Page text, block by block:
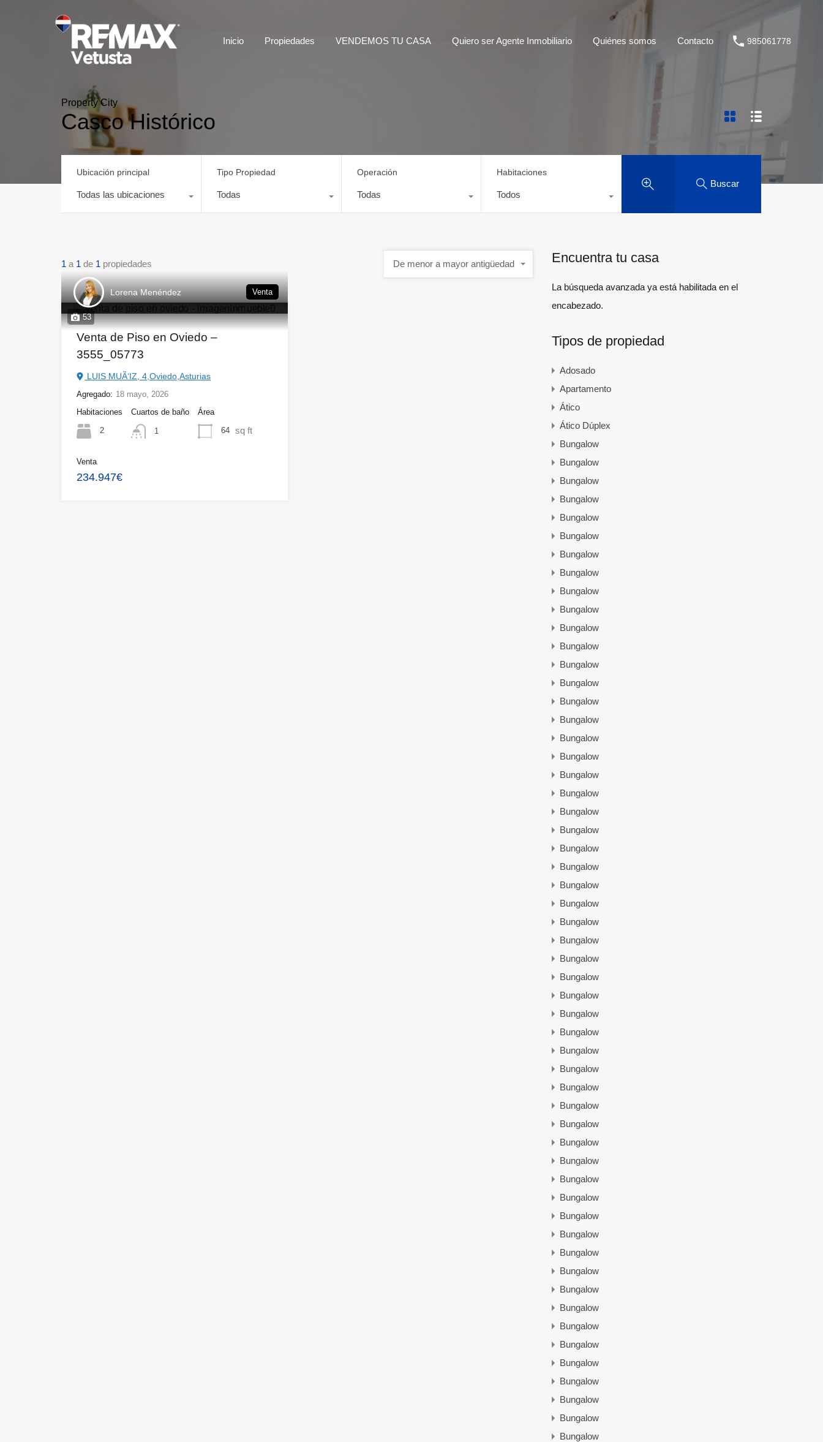
Inicio Propiedades VENDEMOS TU CASA Quiero ser Agente Inmobiliario Quiénes somos Contacto 985061778
Property City
Casco Histórico
Ubicación principal
Todas las ubicaciones
Tipo Propiedad
Todas
Operación
Todas
Habitaciones
Todos
Buscar
1 a 1 de 1 propiedades De menor a mayor antigüedad
53
Lorena Menéndez Venta
Venta de Piso en Oviedo –
3555_05773
LUIS MUÃ‘IZ, 4,Oviedo,Asturias
Agregado: 18 mayo, 2026
Habitaciones
2
Cuartos de baño
1
Área
64 sq ft
Venta
234.947€
Encuentra tu casa
La búsqueda avanzada ya está habilitada en el
encabezado.
Tipos de propiedad
Adosado
Apartamento
Ático
Ático Dúplex
Bungalow
Bungalow
Bungalow
Bungalow
Bungalow
Bungalow
Bungalow
Bungalow
Bungalow
Bungalow
Bungalow
Bungalow
Bungalow
Bungalow
Bungalow
Bungalow
Bungalow
Bungalow
Bungalow
Bungalow
Bungalow
Bungalow
Bungalow
Bungalow
Bungalow
Bungalow
Bungalow
Bungalow
Bungalow
Bungalow
Bungalow
Bungalow
Bungalow
Bungalow
Bungalow
Bungalow
Bungalow
Bungalow
Bungalow
Bungalow
Bungalow
Bungalow
Bungalow
Bungalow
Bungalow
Bungalow
Bungalow
Bungalow
Bungalow
Bungalow
Bungalow
Bungalow
Bungalow
Bungalow
Bungalow